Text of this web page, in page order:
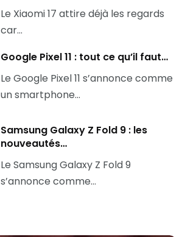
Le Xiaomi 17 attire déjà les regards
car…
Google Pixel 11 : tout ce qu’il faut…
Le Google Pixel 11 s’annonce comme
un smartphone…
Samsung Galaxy Z Fold 9 : les
nouveautés…
Le Samsung Galaxy Z Fold 9
s’annonce comme…